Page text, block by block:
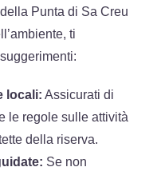
Punta di Sa Creu
ti
locali: Assicurati di
le regole sulle attività
della riserva.
Se non